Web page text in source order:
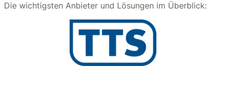
Die wichtigsten Anbieter und Lösungen im Überblick: